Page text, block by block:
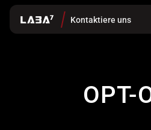
Kontaktiere uns
OPT-